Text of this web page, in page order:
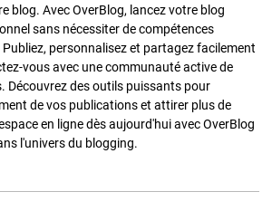
blog. Avec OverBlog, lancez votre blog
sans nécessiter de compétences
personnalisez et partagez facilement
vous avec une communauté active de
Découvrez des outils puissants pour
de vos publications et attirer plus de
en ligne dès aujourd'hui avec OverBlog
l'univers du blogging.